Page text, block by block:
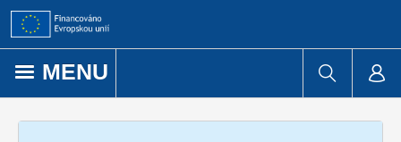
Přejít k obsahu
MENU